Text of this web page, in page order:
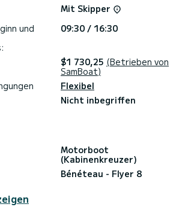
Wasseraktivitäten (Schläuche,
auf dem Boot erlaubt.
für weitere Informationen zu
Mit Skipper
und
09:30 / 16:30
$1 730,25 (Betrieben von
SamBoat)
Flexibel
Nicht inbegriffen
Motorboot
(Kabinenkreuzer)
Bénéteau - Flyer 8